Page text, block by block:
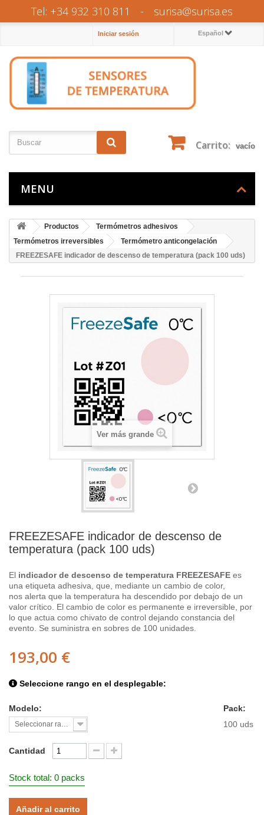
Tel: +34 932 310 811 - surisa@surisa.es
Español
Iniciar sesión
Carrito: vacío
MENU
Productos
Termómetros adhesivos
Termómetros irreversibles
Termómetro anticongelación
FREEZESAFE indicador de descenso de temperatura (pack 100 uds)
Ver más grande
FREEZESAFE indicador de descenso de
temperatura (pack 100 uds)
El indicador de descenso de temperatura FREEZESAFE es
una etiqueta adhesiva, que, mediante un cambio de color,
nos alerta que la temperatura ha descendido por debajo de un
valor crítico. El cambio de color es permanente e irreversible, por
lo que actua como chivato de control dejando constancia del
evento. Se suministra en sobres de 100 unidades.
193,00 €
Seleccione rango en el desplegable:
Modelo:
Seleccionar rango
Pack:
100 uds
Cantidad
Stock total: 0 packs
Añadir al carrito